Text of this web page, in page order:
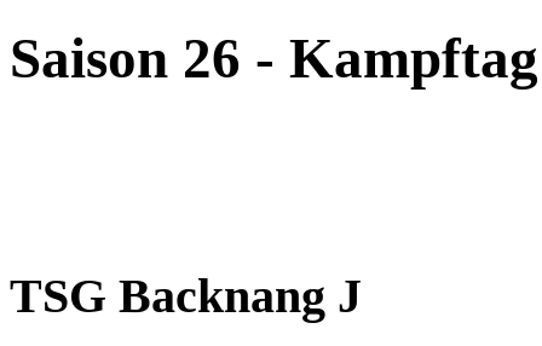
Saison 26 -
TSG Backnang J